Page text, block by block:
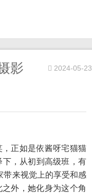
影
2024-05-23
正如是依酱呀宅猫猫
，从初到高级班，有
带来视觉上的享受和感
外，她化身为这个角